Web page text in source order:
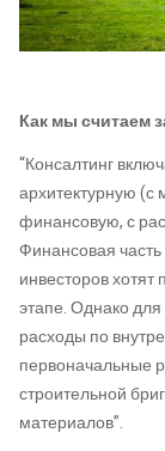
Как мы считаем
“Консалтинг
архитектурную (с
финансовую, с
Финансовая
инвесторов
этапе. Однако для
расходы по
первоначальные
строительной
материалов”.